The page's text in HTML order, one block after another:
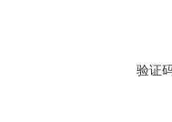
验证